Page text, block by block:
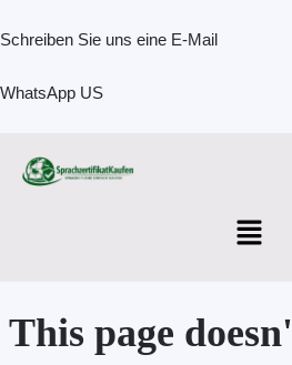
to
Schreiben Sie uns eine E-Mail
WhatsApp US
Menu
This page
for: